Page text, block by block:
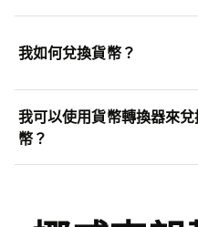
我如何兌換貨幣？
我可以使用貨幣轉換器來
幣？